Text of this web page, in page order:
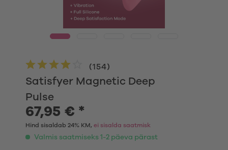
Satisfyer Magnetic Deep
Pulse
(154)
67,95 € *
Hind sisaldab 24% KM, ei sisalda saatmisk
Valmis saatmiseks 1-2 päeva pärast